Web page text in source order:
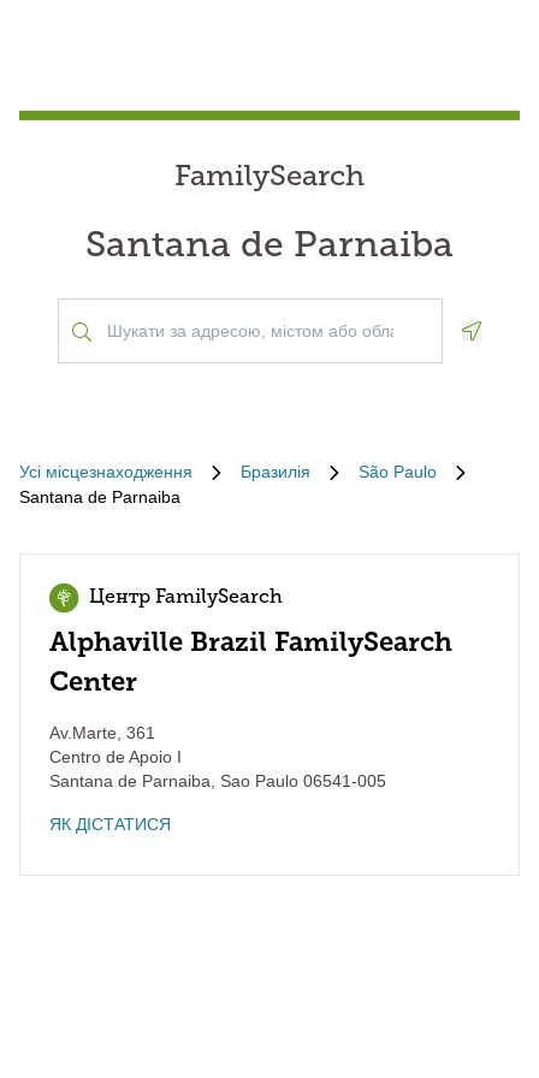
FamilySearch
Santana de Parnaiba
Усі місцезнаходження Бразилія
São Paulo
Santana de Parnaiba
Центр FamilySearch
Alphaville Brazil FamilySearch
Center
Av.Marte, 361
Centro de Apoio I
Santana de Parnaiba
Sao Paulo 06541-005
ЯК ДІСТАТИСЯ